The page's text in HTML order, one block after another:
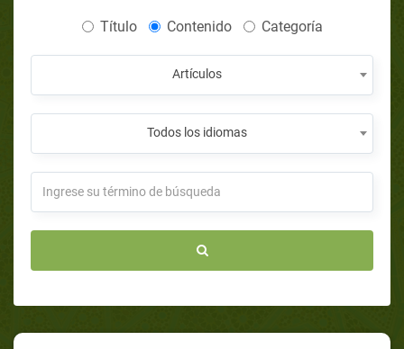
Título Contenido Categoría
Artículos
Todos los idiomas